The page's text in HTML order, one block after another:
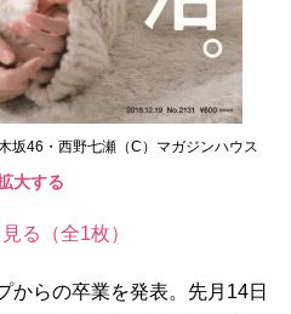
坂46・西野七瀬（C）マガジンハウス
大する
る（全1枚）
らの卒業を発表。先月14日